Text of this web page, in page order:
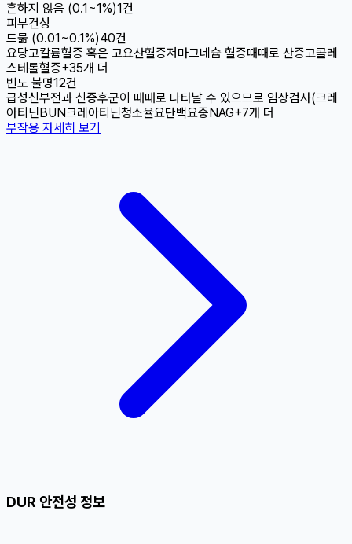
흔하지 않음 (0.1~1%)1건
피부건성
드묾 (0.01~0.1%)40건
요당고칼륨혈증 혹은 고요산혈증저마그네슘 혈증때때로 산증고콜레
스테롤혈증+35개 더
빈도 불명12건
급성신부전과 신증후군이 때때로 나타날 수 있으므로 임상검사(크레
아티닌 BUN크레아티닌청소율요단백요중NAG+7개 더
부작용 자세히 보기
DUR 안전성 정보